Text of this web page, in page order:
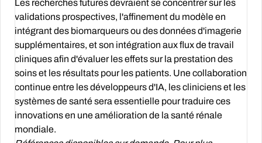
Les recherches futures devraient se concentrer sur les
validations prospectives, l'affinement du modèle en
intégrant des biomarqueurs ou des données d'imagerie
supplémentaires, et son intégration aux flux de travail
cliniques afin d'évaluer les effets sur la prestation des
soins et les résultats pour les patients. Une collaboration
continue entre les développeurs d'IA, les cliniciens et les
systèmes de santé sera essentielle pour traduire ces
innovations en une amélioration de la santé rénale
mondiale.